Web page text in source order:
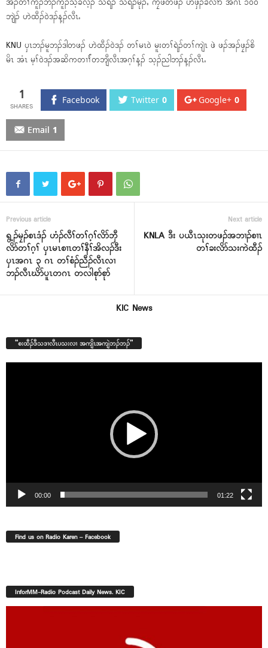
ဘျဲၣ် ဟဲထီၣ်၀ဲဒၣ်န့ၣ်လီၤႉ
KNU ၦၤဘၣ်မူဘၣ်ဒါတဖၣ် ဟဲထီၣ်၀ဲဒၣ် တၢ်မၤ၀ဲ မူးတၢ်ရဲၣ်တၢ်ကျဲၤ ဖဲ ဖၣ်အၣ်ဖၠၣ်စိ
မိၤ အံၤ မ့ၢ်၀ဲဒၣ်အဆိကတၢၢ််တဘျီလီၤအဂ့ၢ်န့ၣ် သ့ၣ်ညါဘၣ်န့ၣ်လီၤႉ
1 Facebook Twitter 0 Google+ 0
Email 1
Previous article
ရွ့ၣ်မၠၣ်စၤဒံၣ် ဟံၣ်လီၢ်တၢ်ဂ့ၢ်လိာ်ဘှီ
လိာ်တၢ်ဂ့ၢ် ၦၤမၤစၢၤတၢ်နီၢ်အိလၣ်ဒီး
ၦၤအဂၤ ၃ ဂၤ တၢ်စံၣ်ညီၣ်လီၤလၢ
ဘၣ်လီၤဃိာ်ပူၤတဂၤ တလါစုာ်စုာ်
Next article
KNLA ဒီး ပယီၤသုးတဖၣ်အဘၢၣ်စၢၤ
တၢ်ခးလိာ်သးကဲထီၣ်
KIC News
“စးထီၣ်ဒီသဒၢလီၤပသးလၢ အကျိၤအကျဲဘၣ်ဘၣ်”
00:00 01:22
Find us on Radio Karen – Facebook
InforMM-Radio Podcast Daily News. KIC